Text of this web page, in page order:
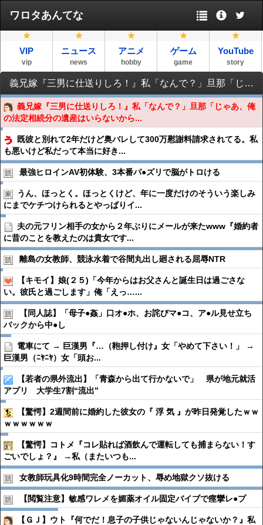
ワロタあんてな
VIP
vip
ニュース
news
アニメ
hobby
ゲーム
game
YouTube
story
義兄嫁『三男に仕送りしろ！』私「なんで？」旦那「じゃあ、俺の法定相続分の遺産はいらないから三男にあげてくれ」義兄嫁『えっ！受け取るつもりだったんですか！？』
義兄嫁『三男に仕送りしろ！』私「なんで？」旦那「じゃあ、俺
の法定相続分の遺産はいらないから...
既彼と別れて2年だけど奥バレして300万慰謝料請求されてる。私
も悪いけど私だって本当に好き...
最強ヒロインAV初体験、3本番パ●︎ズリで脳がトロける
うん、ほっとく。ほっとくけど、年に一度だけのそういう楽しみ
にまでケチつけられるとやっぱりイ...
夫の元フリン相手の女から２年ぶりにメールが来たwww『婚約者
に昔のことを教えたのは貴女です...
離島の女教師、競泳水着で谷間丸出し廻される屈辱NTR
【キモイ】娘(２５)「今年からはお父さんと誕生日は過ごさな
い。彼氏と過ごします」俺「えっ…...
【同人誌】「母子●︎姦」口オ●︎ホ、お詫びマ●︎コ、ア●︎ル見せ立ち
バックから中●︎し
電車にて → 巨漢男『…（鞄押し付け』女「やめて下さい！」 →
巨漢男（ﾆﾔﾆﾔ）女「頭お...
【若者の県外流出】「青森から出て行かないで」 県が地元就活
アプリ 大学生7割“流出”
【驚愕】2週間前に婚約した彼女の『 浮 気 』が昨日発覚したｗｗ
ｗｗｗｗｗｗ
【驚愕】コトメ『コレ貼れば酒飲んで運転しても捕まらない！す
ごいでしょ？』 →私（またいつも...
女教師玩具化9時間完全ノーカット、辱め地獄クソ抜ける
【閲覧注意】敏感ワレメを媚薬オイル固定バイブで痙攣レ●︎プ
【ＧＪ】ウト『何でだ！息子の子供じゃないんじゃないか？』私